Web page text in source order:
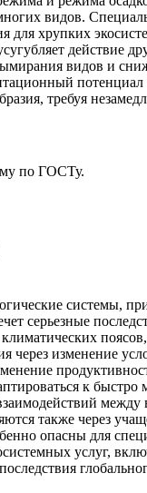
видов.
хрупких
видов и
требуя
по ГОСТу.
серьезные
через изменение
к
также через
опасны для
услуг,